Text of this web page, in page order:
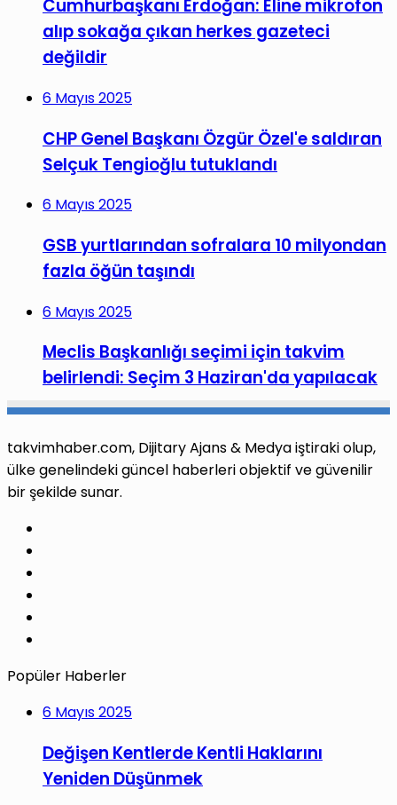
Cumhurbaşkanı Erdoğan: Eline mikrofon
alıp sokağa çıkan herkes gazeteci
değildir
6 Mayıs 2025
CHP Genel Başkanı Özgür Özel'e saldıran
Selçuk Tengioğlu tutuklandı
6 Mayıs 2025
GSB yurtlarından sofralara 10 milyondan
fazla öğün taşındı
6 Mayıs 2025
Meclis Başkanlığı seçimi için takvim
belirlendi: Seçim 3 Haziran'da yapılacak
takvimhaber.com, Dijitary Ajans & Medya iştiraki olup,
ülke genelindeki güncel haberleri objektif ve güvenilir
bir şekilde sunar.
Popüler Haberler
6 Mayıs 2025
Değişen Kentlerde Kentli Haklarını
Yeniden Düşünmek